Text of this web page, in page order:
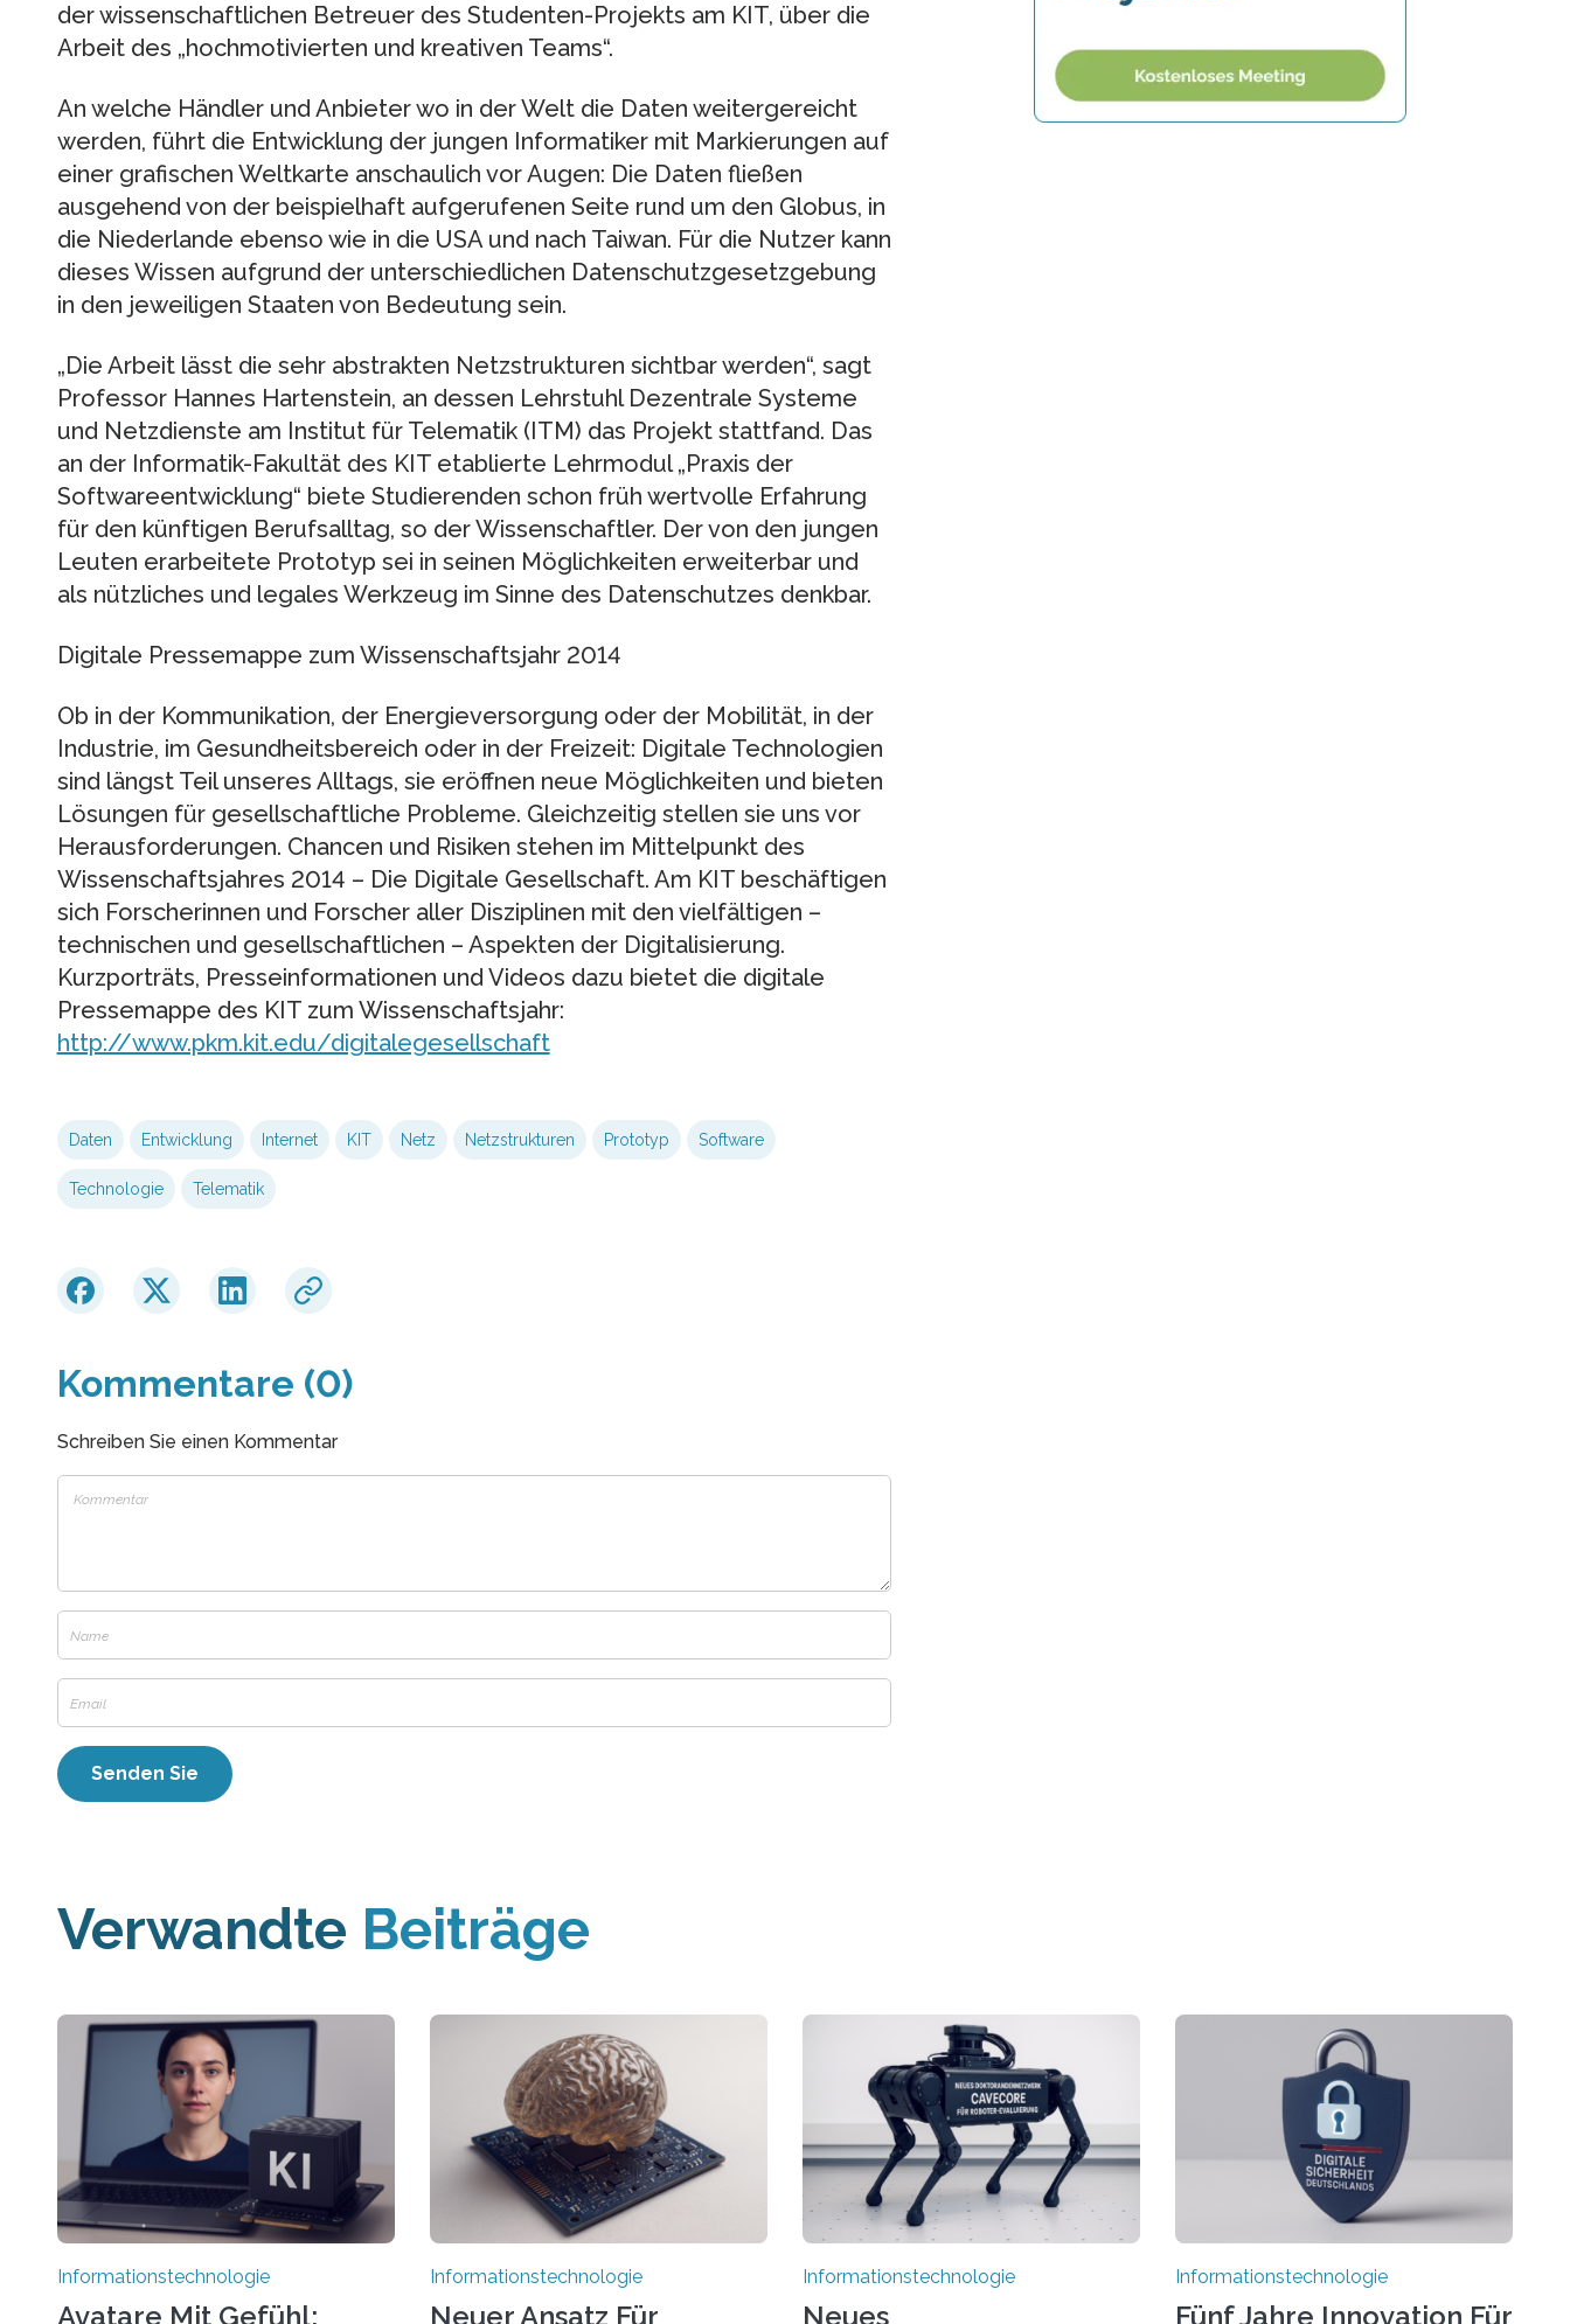
der wissenschaftlichen Betreuer des Studenten-Projekts am KIT, über die
Arbeit des „hochmotivierten und kreativen Teams“.
An welche Händler und Anbieter wo in der Welt die Daten weitergereicht
werden, führt die Entwicklung der jungen Informatiker mit Markierungen auf
einer grafischen Weltkarte anschaulich vor Augen: Die Daten fließen
ausgehend von der beispielhaft aufgerufenen Seite rund um den Globus, in
die Niederlande ebenso wie in die USA und nach Taiwan. Für die Nutzer kann
dieses Wissen aufgrund der unterschiedlichen Datenschutzgesetzgebung
in den jeweiligen Staaten von Bedeutung sein.
„Die Arbeit lässt die sehr abstrakten Netzstrukturen sichtbar werden“, sagt
Professor Hannes Hartenstein, an dessen Lehrstuhl Dezentrale Systeme
und Netzdienste am Institut für Telematik (ITM) das Projekt stattfand. Das
an der Informatik-Fakultät des KIT etablierte Lehrmodul „Praxis der
Softwareentwicklung“ biete Studierenden schon früh wertvolle Erfahrung
für den künftigen Berufsalltag, so der Wissenschaftler. Der von den jungen
Leuten erarbeitete Prototyp sei in seinen Möglichkeiten erweiterbar und
als nützliches und legales Werkzeug im Sinne des Datenschutzes denkbar.
Digitale Pressemappe zum Wissenschaftsjahr 2014
Ob in der Kommunikation, der Energieversorgung oder der Mobilität, in der
Industrie, im Gesundheitsbereich oder in der Freizeit: Digitale Technologien
sind längst Teil unseres Alltags, sie eröffnen neue Möglichkeiten und bieten
Lösungen für gesellschaftliche Probleme. Gleichzeitig stellen sie uns vor
Herausforderungen. Chancen und Risiken stehen im Mittelpunkt des
Wissenschaftsjahres 2014 – Die Digitale Gesellschaft. Am KIT beschäftigen
sich Forscherinnen und Forscher aller Disziplinen mit den vielfältigen –
technischen und gesellschaftlichen – Aspekten der Digitalisierung.
Kurzporträts, Presseinformationen und Videos dazu bietet die digitale
Pressemappe des KIT zum Wissenschaftsjahr:
http://www.pkm.kit.edu/digitalegesellschaft
Daten Entwicklung Internet KIT Netz Netzstrukturen Prototyp Software
Technologie Telematik
Kommentare (0)
Schreiben Sie einen Kommentar
Verwandte Beiträge
Informationstechnologie
Avatare Mit Gefühl:
Informationstechnologie
Neuer Ansatz Für
Informationstechnologie
Neues
Informationstechnologie
Fünf Jahre Innovation Für